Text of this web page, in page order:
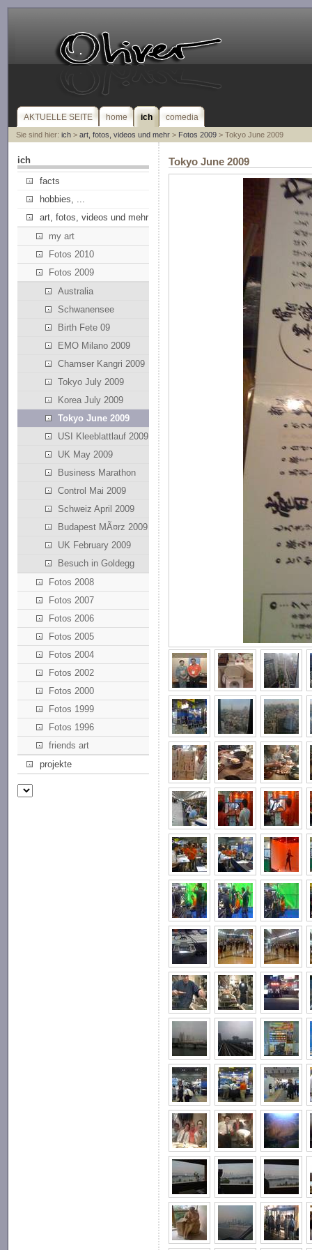
AKTUELLE SEITE home ich comedia
Sie sind hier: ich> art, fotos, videos und mehr> Fotos 2009> Tokyo June 2009
ich
facts
hobbies, ...
art, fotos, videos und mehr
my art
Fotos 2010
Fotos 2009
Australia
Schwanensee
Birth Fete 09
EMO Milano 2009
Chamser Kangri 2009
Tokyo July 2009
Korea July 2009
Tokyo June 2009
USI Kleeblattlauf 2009
UK May 2009
Business Marathon
Control Mai 2009
Schweiz April 2009
Budapest MÃ¤rz 2009
UK February 2009
Besuch in Goldegg
Fotos 2008
Fotos 2007
Fotos 2006
Fotos 2005
Fotos 2004
Fotos 2002
Fotos 2000
Fotos 1999
Fotos 1996
friends art
projekte
Tokyo June 2009